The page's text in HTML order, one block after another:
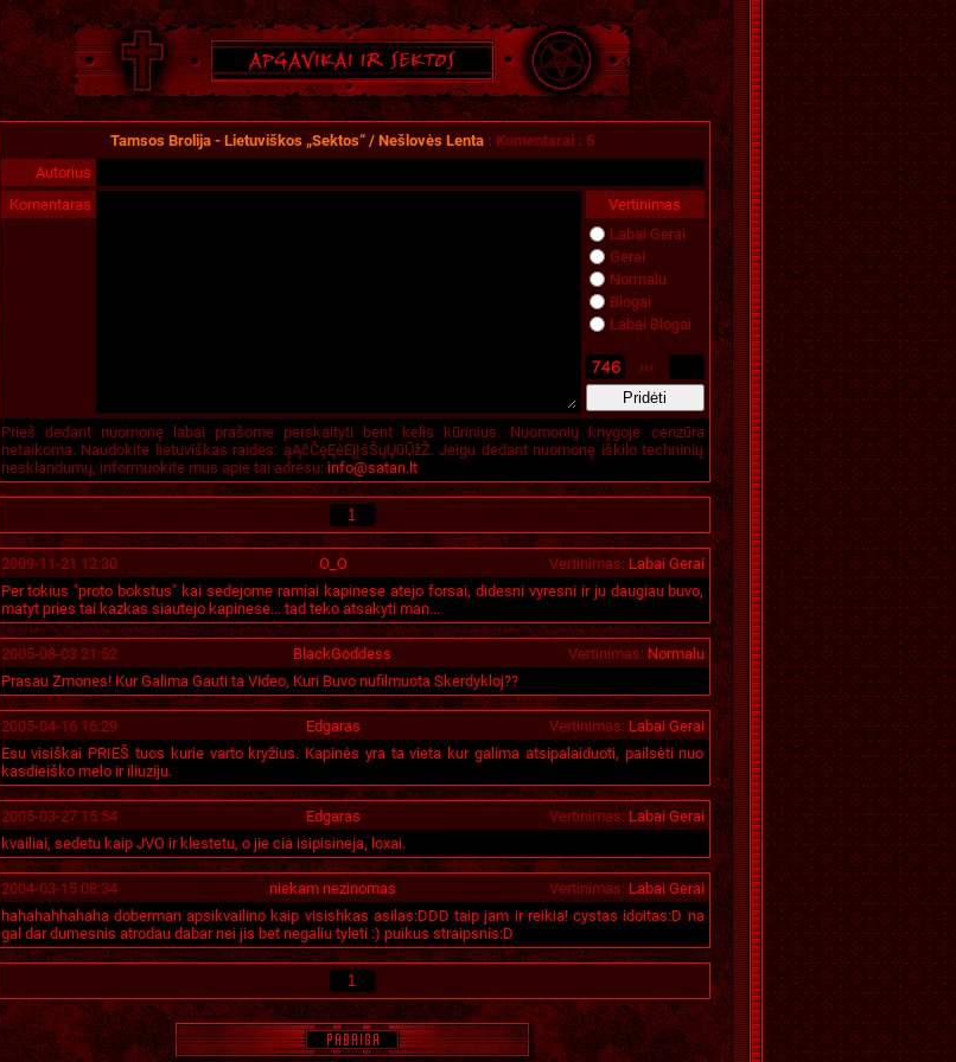
Tamsos Brolija - Lietuviškos „sektos“ / Nešlovės Lenta : Komentarai : 5
Autorius
Komentaras
Vertinimas
Labai Gerai
Gerai
Normalu
Blogai
Labai Blogai
›››
Prieš dedant nuomonę labai prašome perskaityti bent kelis kūrinius. Nuomonių knygoje cenzūra
netaikoma. Naudokite lietuviškas raides: ąĄčČęĘėĖįĮšŠųŲūŪžŽ. Jeigu dedant nuomonę iškilo techninių
nesklandumų, informuokite mus apie tai adresu: info@satan.lt
2009-11-21 12:30 O_O Vertinimas: Labai Gerai
Per tokius "proto bokstus" kai sedejome ramiai kapinese atejo forsai, didesni vyresni ir ju daugiau buvo,
matyt pries tai kazkas siautejo kapinese... tad teko atsakyti man...
2005-08-03 21:52 BlackGoddess Vertinimas: Normalu
Prasau Zmones! Kur Galima Gauti ta Video, Kuri Buvo nufilmuota Skerdykloj??
2005-04-16 16:29 Edgaras Vertinimas: Labai Gerai
Esu visiškai PRIEŠ tuos kurie varto kryžius. Kapinės yra ta vieta kur galima atsipalaiduoti, pailsėti nuo
kasdieiško melo ir iliuziju.
2005-03-27 15:54 Edgaras Vertinimas: Labai Gerai
kvailiai, sedetu kaip JVO ir klestetu, o jie cia isipisineja, loxai.
2004-03-15 08:34 niekam nezinomas Vertinimas: Labai Gerai
hahahahhahaha doberman apsikvailino kaip visishkas asilas:DDD taip jam ir reikia! cystas idoitas:D na
gal dar durnesnis atrodau dabar nei jis bet negaliu tyleti :) puikus straipsnis:D